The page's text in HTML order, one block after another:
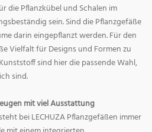
die Pflanzkübel und Schalen im
sein. Sind die Pflanzgefäße
darin eingepflanzt werden. Für den
Vielfalt für Designs und Formen zu
sind hier die passende Wahl,
sind.
mit viel Ausstattung
bei LECHUZA Pflanzgefäßen immer